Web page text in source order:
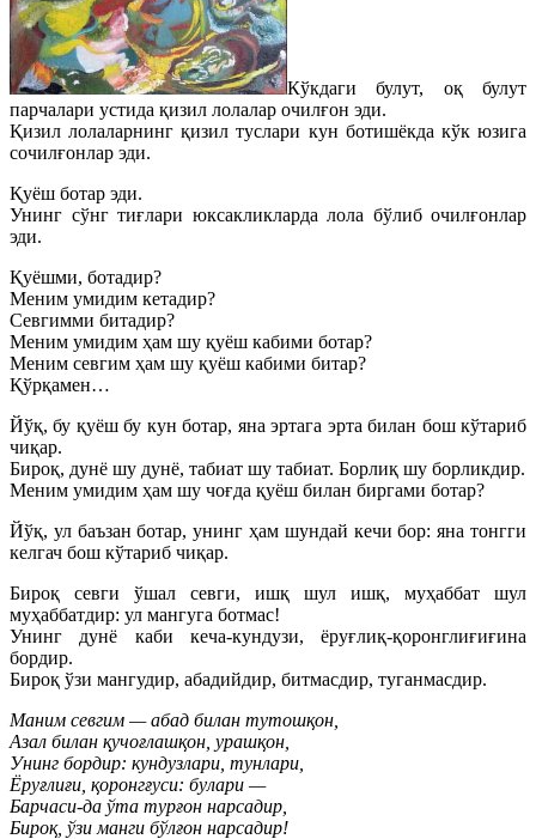
Кўкдаги булут, оқ булут
парчалари устида қизил лолалар очилғон эди.
Қизил лолаларнинг қизил туслари кун ботишёкда кўк юзига
сочилғонлар эди.
Қуёш ботар эди.
Унинг сўнг тиғлари юксакликларда лола бўлиб очилғонлар
эди.
Қуёшми, ботадир?
Меним умидим кетадир?
Севгимми битадир?
Меним умидим ҳам шу қуёш кабими ботар?
Меним севгим ҳам шу қуёш кабими битар?
Қўрқамен…
Йўқ, бу қуёш бу кун ботар, яна эртага эрта билан бош кўтариб
чиқар.
Бироқ, дунё шу дунё, табиат шу табиат. Борлиқ шу борликдир.
Меним умидим ҳам шу чоғда қуёш билан биргами ботар?
Йўқ, ул баъзан ботар, унинг ҳам шундай кечи бор: яна тонгги
келгач бош кўтариб чиқар.
Бироқ севги ўшал севги, ишқ шул ишқ, муҳаббат шул
муҳаббатдир: ул мангуга ботмас!
Унинг дунё каби кеча-кундузи, ёруғлиқ-қоронглиғиғина
бордир.
Бироқ ўзи мангудир, абадийдир, битмасдир, туганмасдир.
Маним севгим — абад билан тутошқон,
Азал билан қучоғлашқон, урашқон,
Унинг бордир: кундузлари, тунлари,
Ёруғлиғи, қоронгғуси: булари —
Барчаси-да ўта турғон нарсадир,
Бироқ, ўзи манги бўлғон нарсадир!